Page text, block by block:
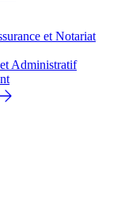
et Notariat
Administratif